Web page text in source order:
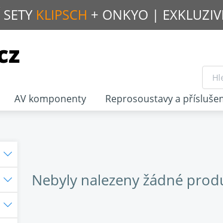
SETY KLIPSCH + ONKYO |
Nebyly nalezeny žádné
AV komponenty Reprosoustavy a